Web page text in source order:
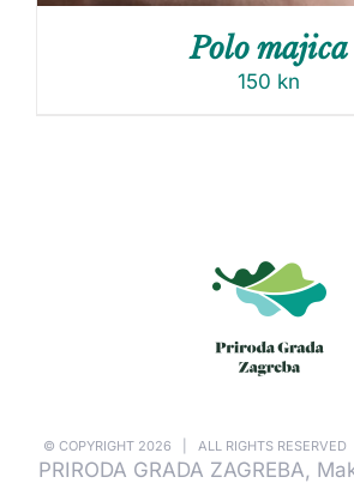
Polo majica
150 kn
© COPYRIGHT 2026 | ALL RIGHTS
PRIRODA GRADA ZAGREBA,